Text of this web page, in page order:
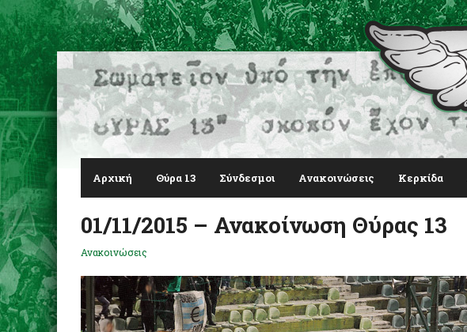
Αρχική Θύρα 13 Σύνδεσμοι Ανακοινώσεις Κερκίδα
01/11/2015 – Ανακοίνωση Θύρας 13
Ανακοινώσεις